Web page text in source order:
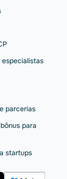
parcerias
para
startups